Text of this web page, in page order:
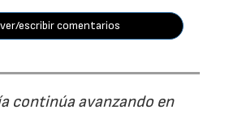
ver/escribir comentarios
continúa avanzando en